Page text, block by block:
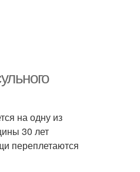
на одну из
30 лет
переплетаются